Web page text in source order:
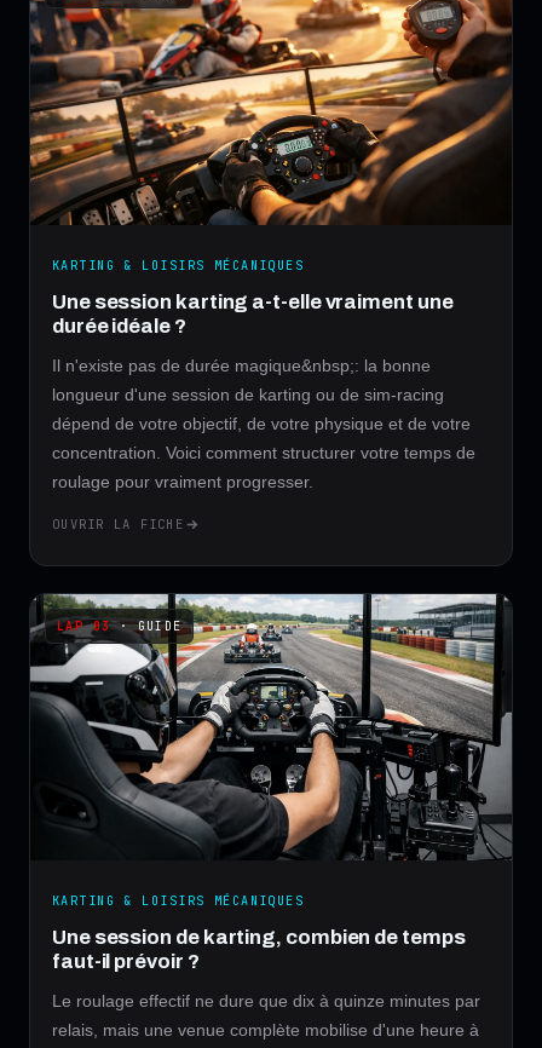
KARTING & LOISIRS MÉCANIQUES
Une session karting a-t-elle vraiment une
durée idéale ?
Il n'existe pas de durée magique&nbsp;: la bonne
longueur d'une session de karting ou de sim-racing
dépend de votre objectif, de votre physique et de votre
concentration. Voici comment structurer votre temps de
roulage pour vraiment progresser.
OUVRIR LA FICHE
· GUIDE
KARTING & LOISIRS MÉCANIQUES
Une session de karting, combien de temps
faut-il prévoir ?
Le roulage effectif ne dure que dix à quinze minutes par
relais, mais une venue complète mobilise d'une heure à